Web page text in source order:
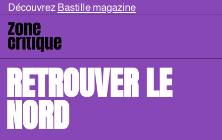
Découvrez Bastille magazine
RETROUVER LE
NORD